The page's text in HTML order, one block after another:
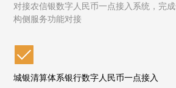
对接农信银数字人民币一点接入系统，完
构侧服务功能对接
城银清算体系银行数字人民币一点接入